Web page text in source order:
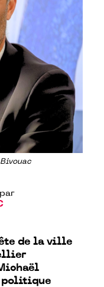
de la ville
politique